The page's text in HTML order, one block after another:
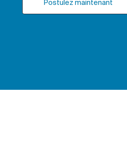
Postulez maintenant